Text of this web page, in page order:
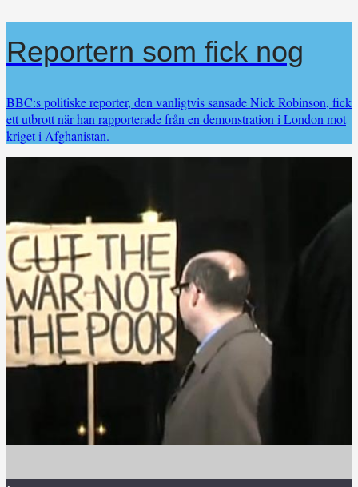
Reportern som fick nog
BBC:s politiske reporter, den vanligtvis sansade Nick Robinson, fick
ett utbrott när han rapporterade från en demonstration i London mot
kriget i Afghanistan.